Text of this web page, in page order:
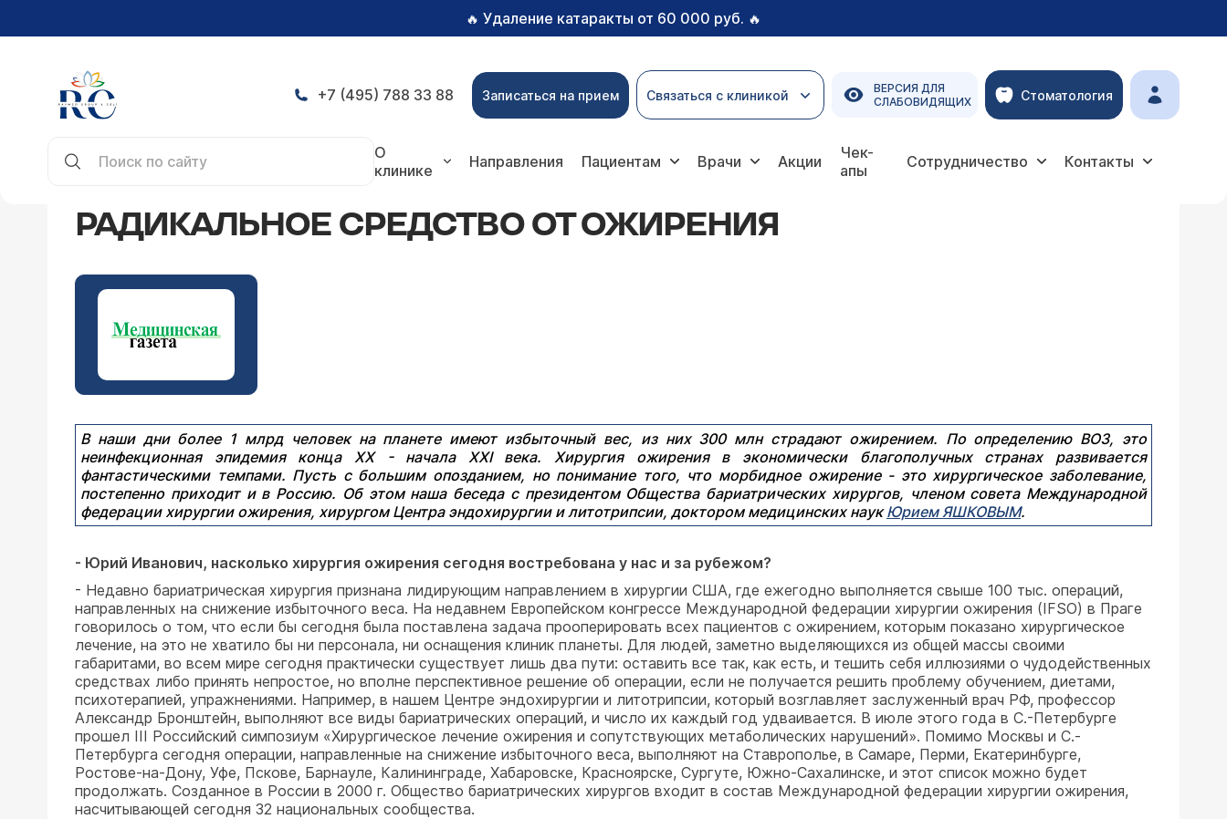
🔥 Удаление катаракты от 60 000 руб. 🔥
+7 (495) 788 33 88 Записаться на прием Связаться с клиникой
ВЕРСИЯ ДЛЯ
СЛАБОВИДЯЩИХ
Стоматология
О
клинике
Направления Пациентам Врачи Акции
Чек-
апы
Сотрудничество Контакты
РАДИКАЛЬНОЕ СРЕДСТВО ОТ ОЖИРЕНИЯ
В наши дни более 1 млрд человек на планете имеют избыточный вес, из них 300 млн страдают ожирением. По определению ВОЗ, это
неинфекционная эпидемия конца XX - начала XXI века. Хирургия ожирения в экономически благополучных странах развивается
фантастическими темпами. Пусть с большим опозданием, но понимание того, что морбидное ожирение - это хирургическое заболевание,
постепенно приходит и в Россию. Об этом наша беседа с президентом Общества бариатрических хирургов, членом совета Международной
федерации хирургии ожирения, хирургом Центра эндохирургии и литотрипсии, доктором медицинских наукЮрием ЯШКОВЫМ.
- Юрий Иванович, насколько хирургия ожирения сегодня востребована у нас и за рубежом?
- Недавно бариатрическая хирургия признана лидирующим направлением в хирургии США, где ежегодно выполняется свыше 100 тыс. операций,
направленных на снижение избыточного веса. На недавнем Европейском конгрессе Международной федерации хирургии ожирения (IFSO) в Праге
говорилось о том, что если бы сегодня была поставлена задача прооперировать всех пациентов с ожирением, которым показано хирургическое
лечение, на это не хватило бы ни персонала, ни оснащения клиник планеты. Для людей, заметно выделяющихся из общей массы своими
габаритами, во всем мире сегодня практически существует лишь два пути: оставить все так, как есть, и тешить себя иллюзиями о чудодейственных
средствах либо принять непростое, но вполне перспективное решение об операции, если не получается решить проблему обучением, диетами,
психотерапией, упражнениями. Например, в нашем Центре эндохирургии и литотрипсии, который возглавляет заслуженный врач РФ, профессор
Александр Бронштейн, выполняют все виды бариатрических операций, и число их каждый год удваивается. В июле этого года в С.-Петербурге
прошел III Российский симпозиум «Хирургическое лечение ожирения и сопутствующих метаболических нарушений». Помимо Москвы и С.-
Петербурга сегодня операции, направленные на снижение избыточного веса, выполняют на Ставрополье, в Самаре, Перми, Екатеринбурге,
Ростове-на-Дону, Уфе, Пскове, Барнауле, Калининграде, Хабаровске, Красноярске, Сургуте, Южно-Сахалинске, и этот список можно будет
продолжать. Созданное в России в 2000 г. Общество бариатрических хирургов входит в состав Международной федерации хирургии ожирения,
насчитывающей сегодня 32 национальных сообщества.